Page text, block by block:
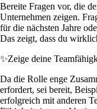
Bereite Fragen vor, die
Unternehmen zeigen.
für die nächsten Jahre
Das zeigt, dass du
✨Zeige deine
Da die Rolle enge
erfordert, sei bereit,
erfolgreich mit anderen